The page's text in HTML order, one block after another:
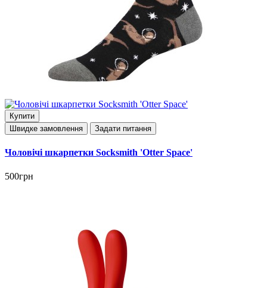
Купити
Швидке замовлення
Задати питання
Чоловічі шкарпетки Socksmith 'Otter Space'
500грн